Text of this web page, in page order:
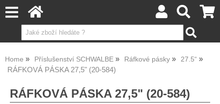
Home Příslušenství SCHWALBE Ráfkové pásky 27.5“
RÁFKOVÁ PÁSKA 27,5" (20-584)
RÁFKOVÁ PÁSKA 27,5" (20-584)